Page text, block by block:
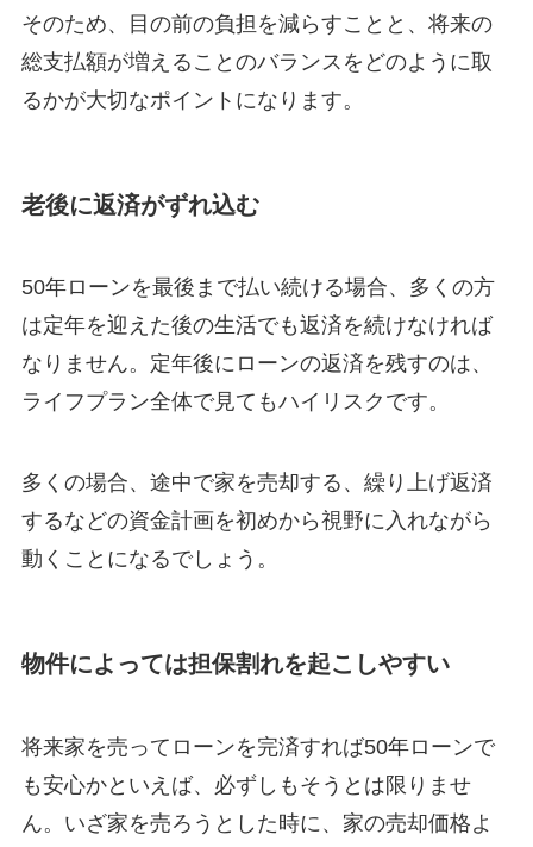
そのため、目の前の負担を減らすことと、将来の
総支払額が増えることのバランスをどのように取
るかが大切なポイントになります。
老後に返済がずれ込む
50年ローンを最後まで払い続ける場合、多くの方
は定年を迎えた後の生活でも返済を続けなければ
なりません。定年後にローンの返済を残すのは、
ライフプラン全体で見てもハイリスクです。
多くの場合、途中で家を売却する、繰り上げ返済
するなどの資金計画を初めから視野に入れながら
動くことになるでしょう。
物件によっては担保割れを起こしやすい
将来家を売ってローンを完済すれば50年ローンで
も安心かといえば、必ずしもそうとは限りませ
ん。いざ家を売ろうとした時に、家の売却価格よ